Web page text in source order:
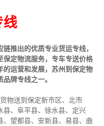
线
推出的优质专业货运专线，
保定物流服务，专车专送价格
的运营和发展，苏州到保定物
牌专线之一。
物送到保定新市区、北市
县、阜平县、徐水县、定兴
望都县、安新县、易县、曲